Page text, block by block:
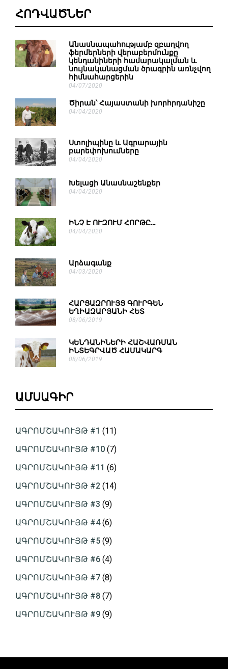
ՀՈԴՎԱԾՆԵՐ
Անասնապահությամբ զբաղվող
ֆերմերների վերաբերմունքը
կենդանիների համարակալման և
նույնականացման ծրագրին առնչվող
հիմնահարցերին
04/07/2020
Ծիրան՝ Հայաստանի խորհրդանիշը
04/04/2020
Ստոլիպինը և Ագրարային
բարեփոխումները
04/04/2020
Խելացի Անասնաշենքեր
04/04/2020
ԻՆՉ Է ՈՒԶՈՒՄ ՀՈՐԹԸ…
04/04/2020
Արձագանք
04/03/2020
ՀԱՐՑԱԶՐՈՒՅՑ ԳՈՒՐԳԵՆ
ԵՂԻԱԶԱՐՅԱՆԻ ՀԵՏ
08/06/2019
ԿԵՆԴԱՆԻՆԵՐԻ ՀԱՇՎԱՌՄԱՆ
ԻՆՏԵԳՐՎԱԾ ՀԱՄԱԿԱՐԳ
08/06/2019
ԱՄՍԱԳԻՐ
ԱԳՐՈՄՇԱԿՈՒՅԹ #1 (11)
ԱԳՐՈՄՇԱԿՈՒՅԹ #10 (7)
ԱԳՐՈՄՇԱԿՈՒՅԹ #11 (6)
ԱԳՐՈՄՇԱԿՈՒՅԹ #2 (14)
ԱԳՐՈՄՇԱԿՈՒՅԹ #3 (9)
ԱԳՐՈՄՇԱԿՈՒՅԹ #4(6)
ԱԳՐՈՄՇԱԿՈՒՅԹ #5 (9)
ԱԳՐՈՄՇԱԿՈՒՅԹ #6 (4)
ԱԳՐՈՄՇԱԿՈՒՅԹ #7 (8)
ԱԳՐՈՄՇԱԿՈՒՅԹ #8 (7)
ԱԳՐՈՄՇԱԿՈՒՅԹ #9 (9)